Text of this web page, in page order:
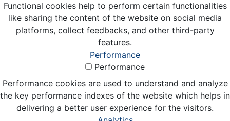
Functional cookies help to perform certain functionalities
like sharing the content of the website on social media
platforms, collect feedbacks, and other third-party
features.
Performance
Performance
Performance cookies are used to understand and analyze
the key performance indexes of the website which helps in
delivering a better user experience for the visitors.